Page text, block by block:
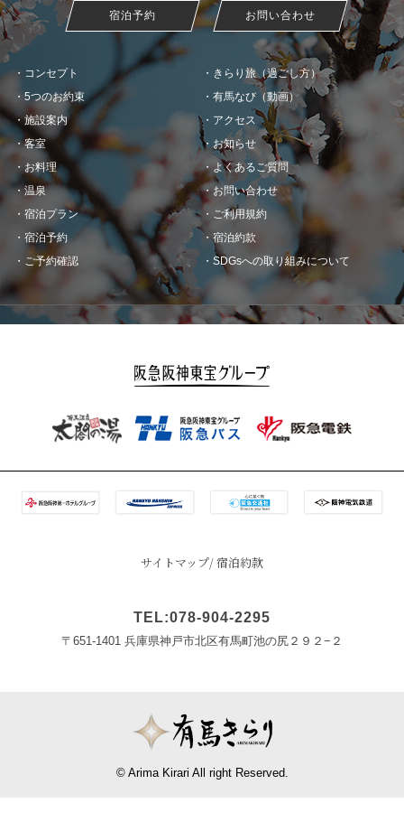
宿泊予約 お問い合わせ
コンセプト
5つのお約束
施設案内
客室
お料理
温泉
きらり旅（過ごし方）
有馬なび（動画）
アクセス
お知らせ
宿泊プラン
宿泊予約
ご予約確認
よくあるご質問
お問い合わせ
ご利用規約
宿泊約款
SDGsへの取り組みについて
サイトマップ 宿泊約款
TEL:078-904-2295
〒651-1401 兵庫県神戸市北区有馬町池の尻２９２−２
© Arima Kirari All right Reserved.